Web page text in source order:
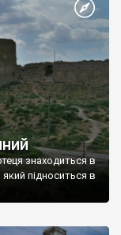
знаходиться в
підноситься в